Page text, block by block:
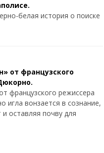
белая история о поиске
от французского
французского режиссера
игла вонзается в сознание,
оставляя почву для